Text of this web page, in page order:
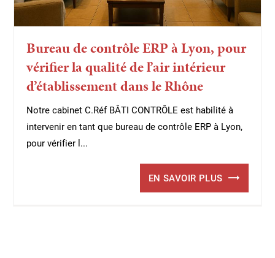
Bureau de contrôle ERP à Lyon, pour
vérifier la qualité de l’air intérieur
d’établissement dans le Rhône
Notre cabinet C.Réf BÂTI CONTRÔLE est habilité à
intervenir en tant que bureau de contrôle ERP à Lyon,
pour vérifier l...
EN SAVOIR PLUS